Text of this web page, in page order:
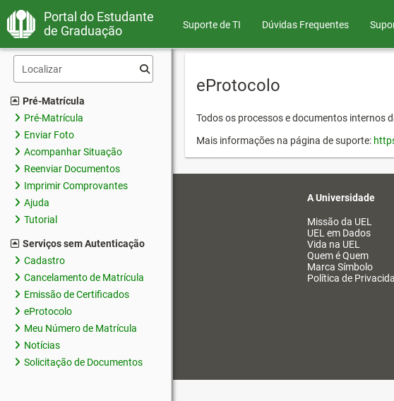
Portal do Estudante
de Graduação
Suporte de TI Dúvidas Frequentes
Pré-Matrícula
Pré-Matrícula
Enviar Foto
Acompanhar Situação
Reenviar Documentos
Imprimir Comprovantes
Ajuda
Tutorial
Serviços sem Autenticação
Cadastro
Cancelamento de Matrícula
Emissão de Certificados
eProtocolo
Meu Número de Matrícula
Notícias
Solicitação de Documentos
eProtocolo
Todos os processos e documentos internos
Mais informações na página de suporte:
A Universidade
Missão da UEL
UEL em Dados
Vida na UEL
Quem é Quem
Marca Símbolo
Política de